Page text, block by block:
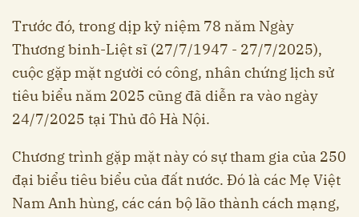
Trước đó, trong dịp kỷ niệm 78 năm Ngày
Thương binh-Liệt sĩ (27/7/1947 - 27/7/2025),
cuộc gặp mặt người có công, nhân chứng lịch sử
tiêu biểu năm 2025 cũng đã diễn ra vào ngày
24/7/2025 tại Thủ đô Hà Nội.
Chương trình gặp mặt này có sự tham gia của 250
đại biểu tiêu biểu của đất nước. Đó là các Mẹ Việt
Nam Anh hùng, các cán bộ lão thành cách mạng,